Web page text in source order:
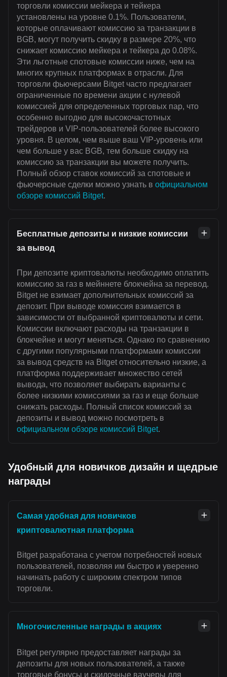
торговли комиссии мейкера и тейкера
установлены на уровне 0.1%. Пользователи,
которые оплачивают комиссию за транзакции в
BGB, могут получить скидку в размере 20%, что
снижает комиссию мейкера и тейкера до 0.08%.
Эти льготные спотовые комиссии ниже, чем на
многих крупных платформах в отрасли. Для
торговли фьючерсами Bitget часто предлагает
ограниченные по времени акции с нулевой
комиссией для определенных торговых пар, что
особенно выгодно для высокочастотных
трейдеров и VIP-пользователей более высокого
уровня. В целом, чем выше ваш VIP-уровень или
чем больше у вас BGB, тем больше скидку на
комиссию за транзакции вы можете получить.
Полный обзор ставок комиссий за спотовые и
фьючерсные сделки можно узнать в официальном
обзоре комиссий Bitget.
Бесплатные депозиты и низкие комиссии
за вывод
При депозите криптовалюты необходимо оплатить
комиссию за газ в мейннете блокчейна за перевод.
Bitget не взимает дополнительных комиссий за
депозит. При выводе комиссия взимается в
зависимости от выбранной криптовалюты и сети.
Комиссии включают расходы на транзакции в
блокчейне и могут меняться. Однако по сравнению
с другими популярными платформами комиссии
за вывод средств на Bitget относительно низкие, а
платформа поддерживает множество сетей
вывода, что позволяет выбирать варианты с
более низкими комиссиями за газ и еще больше
снижать расходы. Полный список комиссий за
депозиты и вывод можно посмотреть в
официальном обзоре комиссий Bitget.
Удобный для новичков дизайн и щедрые
награды
Самая удобная для новичков
криптовалютная платформа
Bitget разработана с учетом потребностей новых
пользователей, позволяя им быстро и уверенно
начинать работу с широким спектром типов
торговли.
Многочисленные награды в акциях
Bitget регулярно предоставляет награды за
депозиты для новых пользователей, а также
торговые бонусы и скидочные ваучеры для